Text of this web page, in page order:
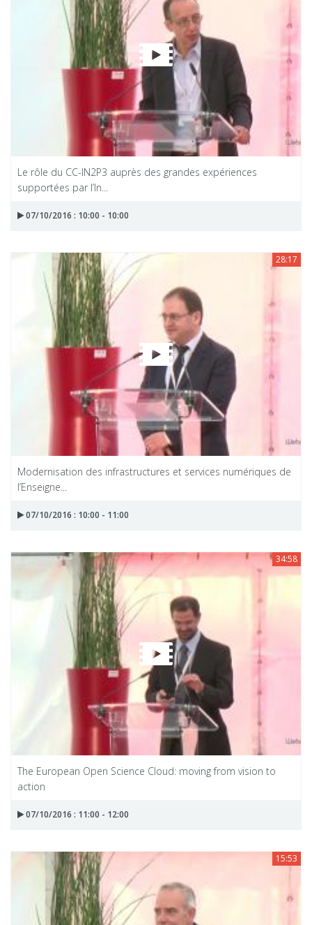
Le rôle du CC-IN2P3 auprès des grandes expériences
supportées par l’In...
07/10/2016 : 10:00 - 10:00
28:17
Modernisation des infrastructures et services numériques de
l’Enseigne...
07/10/2016 : 10:00 - 11:00
34:58
The European Open Science Cloud: moving from vision to
action
07/10/2016 : 11:00 - 12:00
15:53